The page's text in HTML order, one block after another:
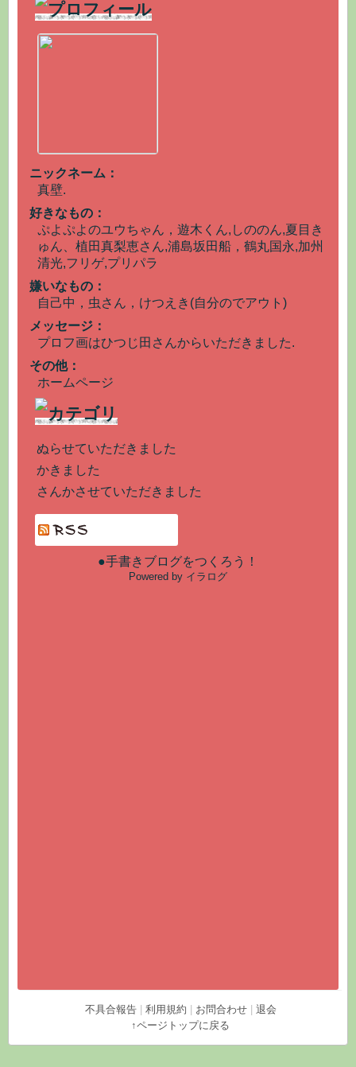
ニックネーム：
真壁.
好きなもの：
ぷよぷよのユウちゃん，遊木くん,しののん,夏目き
ゅん、植田真梨恵さん,浦島坂田船，鶴丸国永,加州
清光,フリゲ,プリパラ
嫌いなもの：
自己中，虫さん，けつえき(自分のでアウト)
メッセージ：
プロフ画はひつじ田さんからいただきました.
その他：
ホームページ
ぬらせていただきました
かきました
さんかさせていただきました
●手書きブログをつくろう！
Powered by イラログ
不具合報告 利用規約 お問合わせ
退会
↑ページトップに戻る